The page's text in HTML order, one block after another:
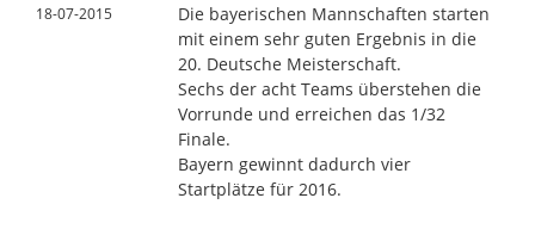
18-07-2015
Die bayerischen Mannschaften starten
mit einem sehr guten Ergebnis in die
20. Deutsche Meisterschaft.
Sechs der acht Teams überstehen die
Vorrunde und erreichen das 1/32
Finale.
Bayern gewinnt dadurch vier
Startplätze für 2016.